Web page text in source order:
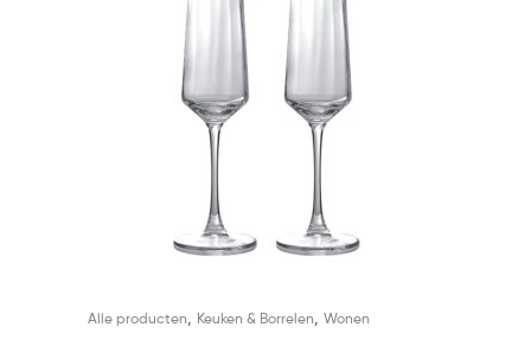
Alle producten Keuken & Borrelen Wonen